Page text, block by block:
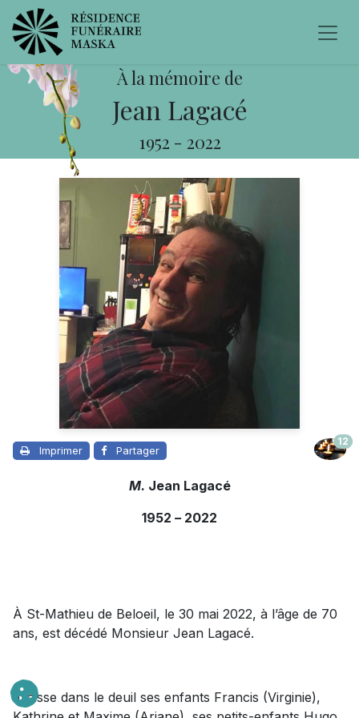
À la mémoire de
Jean Lagacé
1952 - 2022
Imprimer Partager
12
M. Jean Lagacé
1952 – 2022
À St-Mathieu de Beloeil, le 30 mai 2022, à l’âge de 70
ans, est décédé Monsieur Jean Lagacé.
Il laisse dans le deuil ses enfants Francis (Virginie),